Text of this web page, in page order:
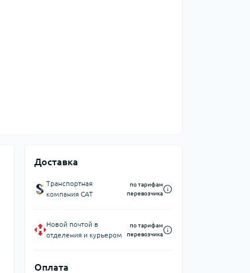
Доставка
Транспортная
компания CAT
по тарифам
перевозчика
Новой почтой в
отделения и курьером
по тарифам
перевозчика
Оплата